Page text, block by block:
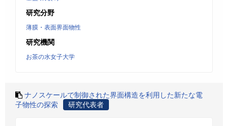
研究分野
薄膜・表面界面物性
研究機関
お茶の水女子大学
ナノスケールで制御された界面構造を利用した新たな電
子物性の探索
研究代表者